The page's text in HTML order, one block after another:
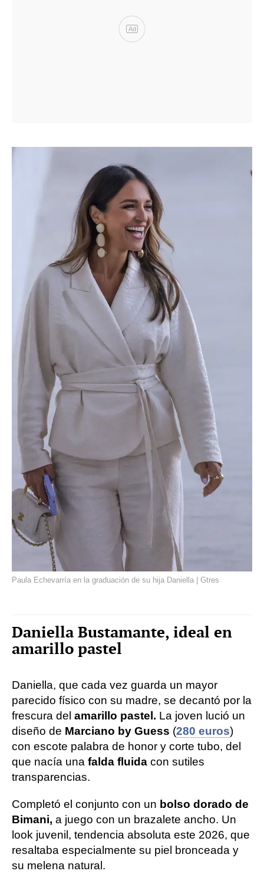
Ad
Paula Echevarría en la graduación de su hija Daniella | Gtres
Daniella Bustamante, ideal en
amarillo pastel
Daniella, que cada vez guarda un mayor
parecido físico con su madre, se decantó por la
frescura del amarillo pastel. La joven lució un
diseño de Marciano by Guess (280 euros)
con escote palabra de honor y corte tubo, del
que nacía una falda fluida con sutiles
transparencias.
Completó el conjunto con un bolso dorado de
Bimani, a juego con un brazalete ancho. Un
look juvenil, tendencia absoluta este 2026, que
resaltaba especialmente su piel bronceada y
su melena natural.